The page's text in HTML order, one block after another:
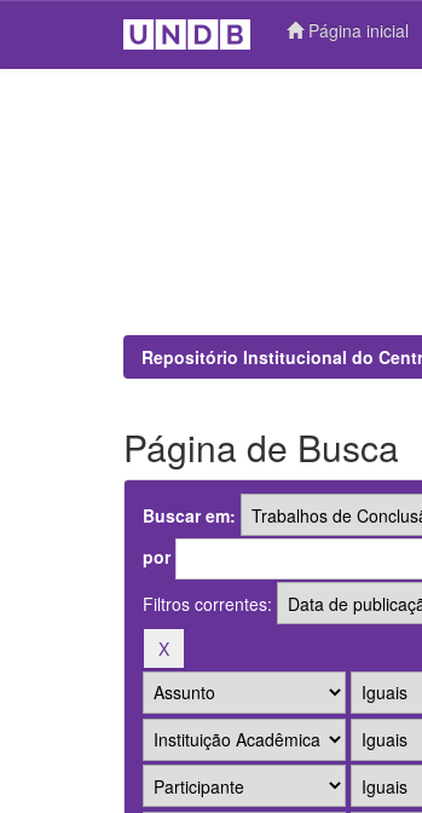
Página inicial
Repositório Institucional do
Página de Busca
Buscar em:
por
Filtros correntes: